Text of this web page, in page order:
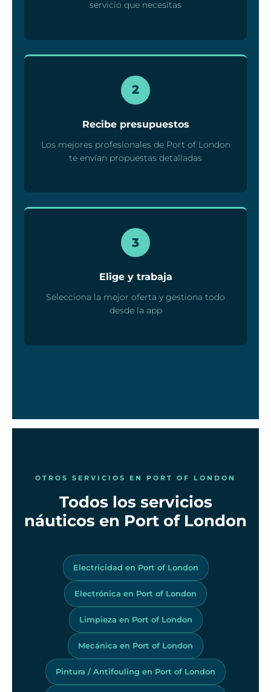
servicio que necesitas
2
Recibe presupuestos
Los mejores profesionales de Port of London
te envían propuestas detalladas
3
Elige y trabaja
Selecciona la mejor oferta y gestiona todo
desde la app
OTROS SERVICIOS EN PORT OF LONDON
Todos los servicios
náuticos en Port of London
Electricidad en Port of London
Electrónica en Port of London
Limpieza en Port of London
Mecánica en Port of London
Pintura / Antifouling en Port of London